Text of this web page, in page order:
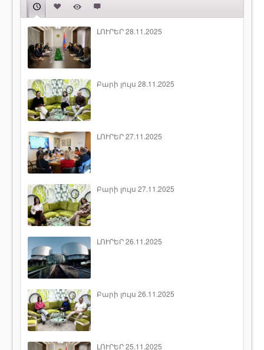
ԼՈՒՐԵՐ 28.11.2025
Բարի լույս 28.11.2025
ԼՈՒՐԵՐ 27.11.2025
Բարի լույս 27.11.2025
ԼՈՒՐԵՐ 26.11.2025
Բարի լույս 26.11.2025
ԼՈՒՐԵՐ 25.11.2025